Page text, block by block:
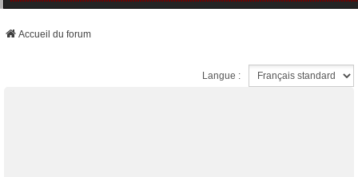
Accueil du forum
Langue :